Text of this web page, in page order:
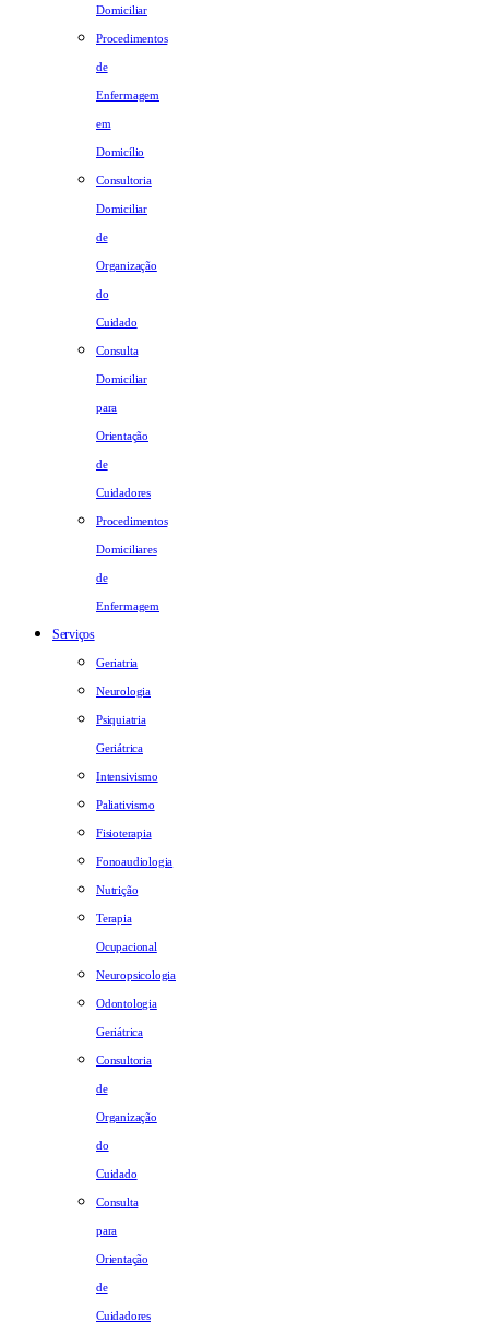
Domiciliar
Procedimentos
de
Enfermagem
em
Domicílio
Consultoria
Domiciliar
de
Organização
do
Cuidado
Consulta
Domiciliar
para
Orientação
de
Cuidadores
Procedimentos
Domiciliares
de
Enfermagem
Serviços
Geriatria
Neurologia
Psiquiatria
Geriátrica
Intensivismo
Paliativismo
Fisioterapia
Fonoaudiologia
Nutrição
Terapia
Ocupacional
Neuropsicologia
Odontologia
Geriátrica
Consultoria
de
Organização
do
Cuidado
Consulta
para
Orientação
de
Cuidadores